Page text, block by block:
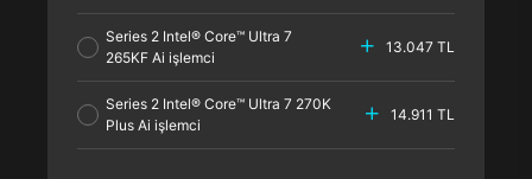
Series 2 Intel® Core™ Ultra 7
265KF Ai işlemci
13.047 TL
Series 2 Intel® Core™ Ultra 7 270K
Plus Ai işlemci
14.911 TL